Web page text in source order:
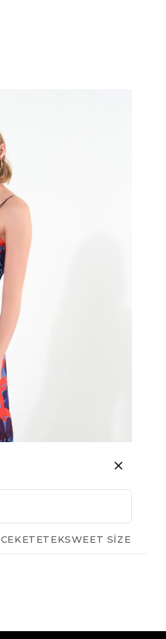
CEKETETEKSWEET SIZE